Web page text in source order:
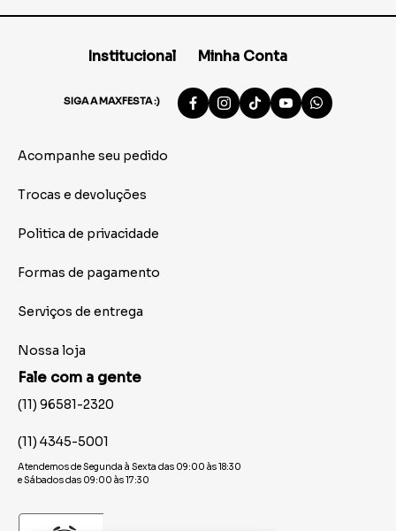
Institucional Minha Conta
SIGA A MAXFESTA :)
Acompanhe seu pedido
Trocas e devoluções
Politica de privacidade
Formas de pagamento
Serviços de entrega
Nossa loja
Fale com a gente
(11) 96581-2320
(11) 4345-5001
Atendemos de Segunda à Sexta das 09:00 às 18:30
e Sábados das 09:00 às 17:30